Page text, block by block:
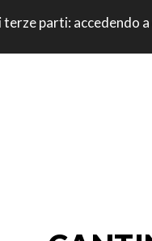
parti: accedendo